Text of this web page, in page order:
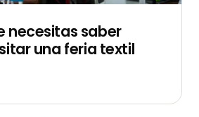
necesitas saber
una feria textil